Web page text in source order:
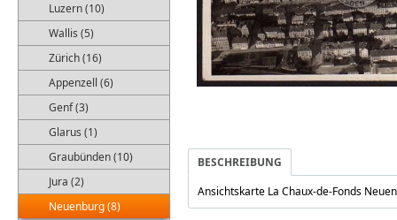
Luzern (10)
Wallis (5)
Zürich (16)
Appenzell (6)
Genf (3)
Glarus (1)
Graubünden (10)
Jura (2)
Neuenburg (8)
BESCHREIBUNG
Ansichtskarte La Chaux-de-Fonds